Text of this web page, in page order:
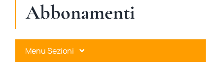
Abbonamenti
Menu Sezioni